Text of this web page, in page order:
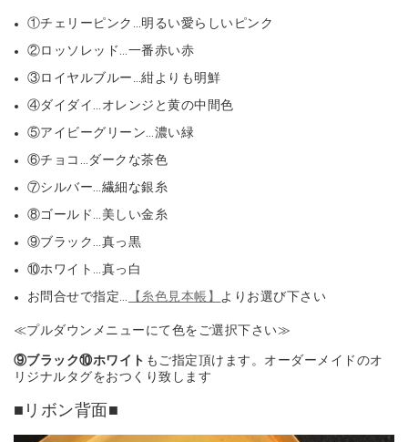
①チェリーピンク…明るい愛らしいピンク
②ロッソレッド…一番赤い赤
③ロイヤルブルー…紺よりも明鮮
④ダイダイ…オレンジと黄の中間色
⑤アイビーグリーン…濃い緑
⑥チョコ…ダークな茶色
⑦シルバー…繊細な銀糸
⑧ゴールド…美しい金糸
⑨ブラック…真っ黒
⑩ホワイト…真っ白
お問合せで指定…
【糸色見本帳】 よりお選び下さい
≪プルダウンメニューにて色をご選択下さい≫
⑨ブラック⑩ホワイト もご指定頂けます。オーダーメイドのオ
リジナルタグをおつくり致します
■リボン背面■